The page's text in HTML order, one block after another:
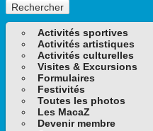
Rechercher
Activités sportives
Activités artistiques
Activités culturelles
Visites & Excursions
Formulaires
Festivités
Toutes les photos
Les MacaZ
Devenir membre